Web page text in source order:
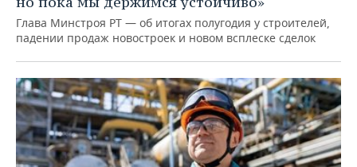
Глава Минстроя РТ — об итогах полугодия у строителей,
падении продаж новостроек и новом всплеске сделок